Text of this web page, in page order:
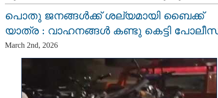
പൊതു ജനങ്ങൾക്ക് ശല്യമായി ബൈക്ക്
യാത്ര : വാഹനങ്ങൾ കണ്ടു കെട്ടി
March 2nd, 2026